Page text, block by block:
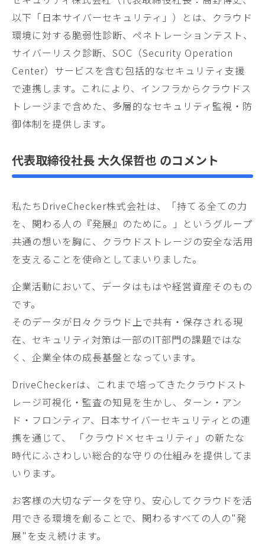
以下「日本サイバーセキュリティ」）とは、クラウド
環境に対する脆弱性診断、ペネトレーションテスト、
サイバーリスク診断、SOC（Security Operation
Center）サービスを含む包括的なセキュリティ支援
で連携します。これにより、インフラからクラウドス
トレージまで含めた、多層的なセキュリティ監視・防
御体制を提供します。
代表取締役社長 大久保哲也 のコメント
私たちDriveChecker株式会社は、「持てる全ての力
を、関わる人の『発展』のために。」というグループ
共通の想いを胸に、クラウドストレージの安全な活用
を支えることを使命としてまいりました。
企業活動において、データはもはや経営資産そのもの
です。
そのデータが日々クラウド上で共有・保存される現
在、セキュリティ対策は一部のIT部門の課題ではな
く、企業全体の成長基盤となっています。
DriveCheckerは、これまで培ってきたクラウドスト
レージ可視化・監査の知見を生かし、ターン・アン
ド・フロンティア、日本サイバーセキュリティとの連
携を通じて、 「クラウド×セキュリティ」の新たな
時代にふさわしい総合的な守りの仕組みを提供してま
いります。
お客様の大切なデータを守り、安心してクラウドを活
用できる環境を創ることで、関わるすべての人の"発
展"を支え続けます。